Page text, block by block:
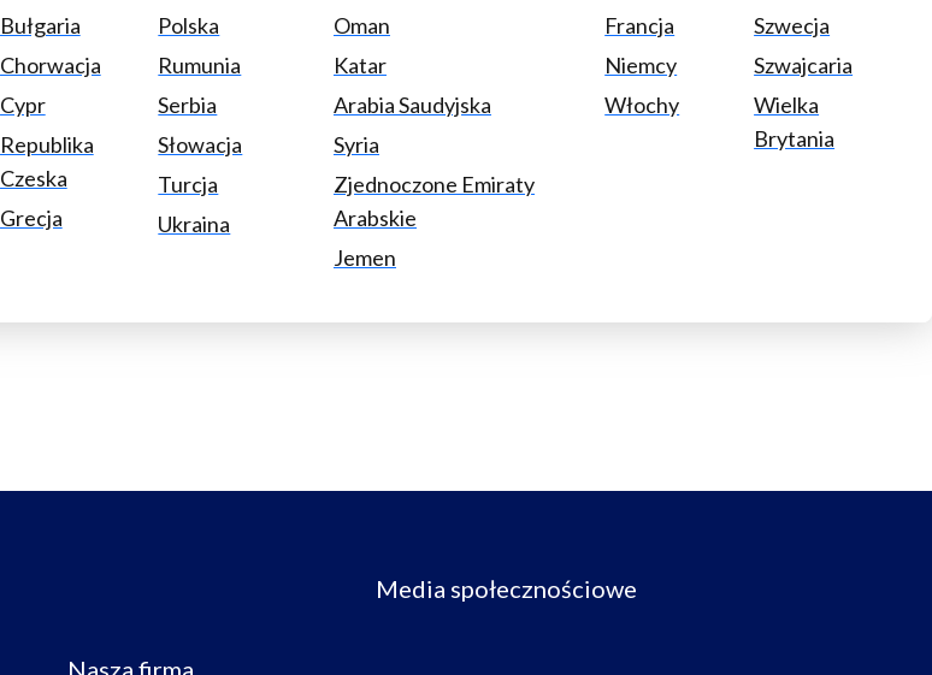
Bułgaria
Chorwacja
Cypr
Republika
Czeska
Grecja
Polska
Rumunia
Serbia
Słowacja
Turcja
Ukraina
Oman
Katar
Arabia Saudyjska
Syria
Zjednoczone Emiraty
Arabskie
Jemen
Francja
Niemcy
Włochy
Szwecja
Szwajcaria
Wielka
Brytania
Nasza firma
Media społecznościowe